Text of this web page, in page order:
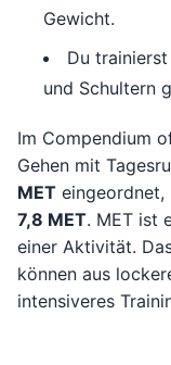
Gewicht.
Du trainierst
und Schultern
Im Compendium
Gehen mit
MET eingeordnet,
7,8 MET. MET ist
einer Aktivität.
können aus
intensiveres